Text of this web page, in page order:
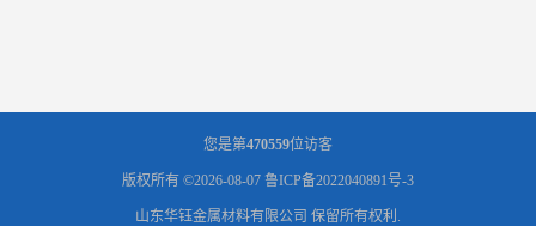
您是第470559位访客
版权所有 ©2026-08-07 鲁ICP备2022040891号-3
山东华钰金属材料有限公司 保留所有权利.